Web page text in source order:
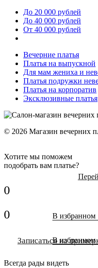
До 20 000 рублей
До 40 000 рублей
От 40 000 рублей
Вечерние платья
Платья на выпускной
Для мам жениха и
Платья подружки
Платья на корпоратив
Эксклюзивные платья
© 2026 Магазин вечерних
Хотите мы поможем
подобрать вам платье?
0
В избранном
0
В избранном
Записаться на
Всегда рады видеть